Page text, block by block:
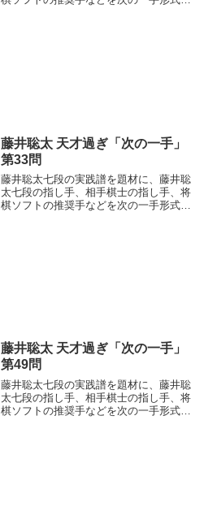
藤井聡太 天才過ぎ「次の一手」
第33問
藤井聡太七段の実践譜を題材に、藤井聡
太七段の指し手、相手棋士の指し手、将
棋ソフトの推奨手などを次の一手形式に
藤井聡太 天才過ぎ「次の一手」
第49問
藤井聡太七段の実践譜を題材に、藤井聡
太七段の指し手、相手棋士の指し手、将
棋ソフトの推奨手などを次の一手形式に